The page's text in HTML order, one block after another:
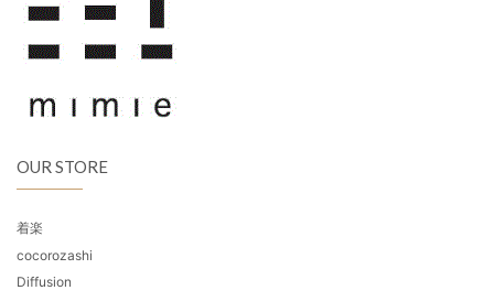
OUR STORE
着楽
cocorozashi
Diffusion